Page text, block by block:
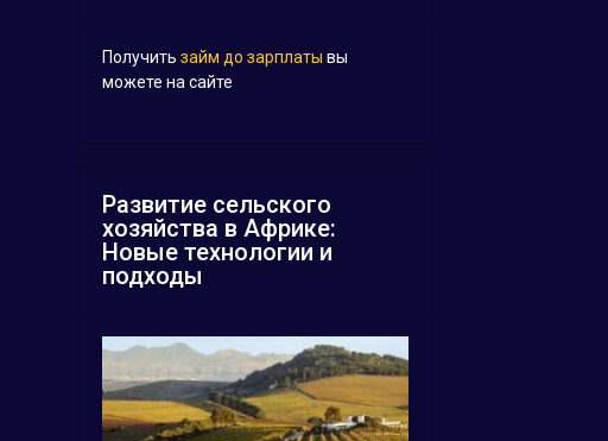
Получить займ до зарплаты вы
можете на сайте
Развитие сельского
хозяйства в Африке:
Новые технологии и
подходы